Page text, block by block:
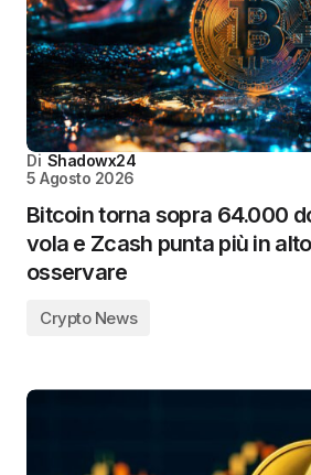
Di Shadowx24
5 Agosto 2026
Bitcoin torna sopra 64.000
vola e Zcash punta più in
osservare
Crypto News